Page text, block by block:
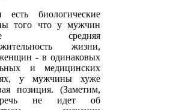
биологические
того что у мужчин
средняя
жизни,
- в одинаковых
и медицинских
у мужчины хуже
позиция. (Заметим,
не идет об